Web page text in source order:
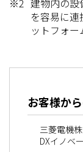
※2 建物内の設
を容易に
ットフォー
お客様か
三菱電機
DXイノベ